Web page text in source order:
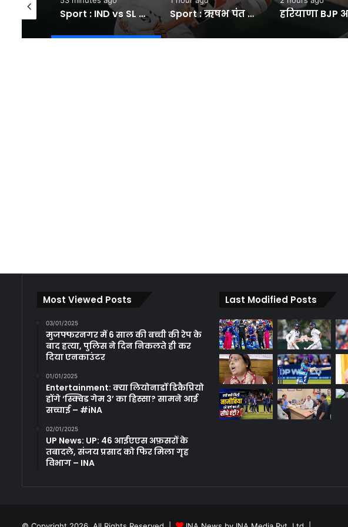
Sport : हार्दिक के बाद ये बड़ा खिलाड़ी भी छोड़ेगा मुंबई इंडियंस का साथ, राजस्थान रॉयल्स में यशस्वी जायसवाल से होगा ट्रेड #INA Sport : IND vs SL वॉर्म-अप मैच में इन 5 भारतीयों का दिखा जलवा, तेज गेंदबाज ने एक ही ओवर में जड़े 4 छक्के #INA Sport : ऋषभ पंत फिर गैरजिम्मेदाराना शॉट खेलकर हुए आउट, वॉर्म-अप मैच में श्रीलंका के खिलाफ बनाए सिर्फ 2 रन #INA
Most Viewed Posts
03/01/2025
मुजफ्फरनगर में 6 साल की बच्ची की रेप के
बाद हत्या, पुलिस ने दिन निकलते ही कर
दिया एनकाउंटर
01/01/2025
Entertainment: क्या लियोनार्डो डिकैप्रियो
होंगे ‘स्क्विड गेम 3’ का हिस्सा? सामने आई
सच्चाई – #iNA
02/01/2025
UP News: UP: 46 आईएएस अफ़सरों के
तबादले, संजय प्रसाद को फिर मिला गृह
विभाग – INA
Last Modified Posts